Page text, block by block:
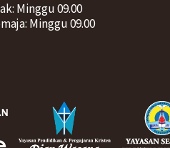
Minggu 09.00
Minggu 09.00